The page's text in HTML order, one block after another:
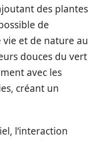
des plantes
de
vie et de nature au
douces du vert
avec les
créant un
l’interaction